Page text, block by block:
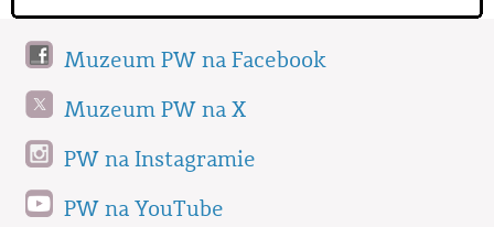
Muzeum PW na Facebook
Muzeum PW na X
PW na Instagramie
PW na YouTube